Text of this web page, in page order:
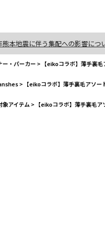
熊本地震に伴う集配への影響につ
ー・パーカー > 【eikoコラボ】薄手裏毛アソートグラフィックトレ
> 【eikoコラボ】薄手裏毛アソートグラフィックトレーナ
象アイテム > 【eikoコラボ】薄手裏毛アソートグラフィックトレー